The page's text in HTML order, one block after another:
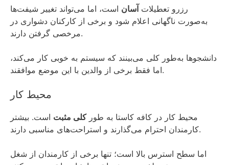
رزرو تعطیلات آسان است، اما می‌تواند تغییر شیفت‌ها
به‌صورت ناگهانی اعلام شود و برخی از کارکنان دشواری در
مرخصی گرفتن دارند.
دانشجوها به‌طور کلی می‌بینند که سیستم به خوبی کار می‌کند،
اما فقط برخی از والدین با این موضع موافقند.
محیط کار
محیط کار در کافه کاستا به طورکلی مثبت است. بیشتر
کارمندان احترام می‌گذارند و استراحت‌های مناسبی دارند.
اما سطح استرس بالا است؛ تنها برخی از کارمندان از شغل